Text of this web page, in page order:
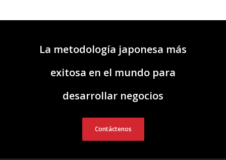
La metodología japonesa más
exitosa en el mundo para
desarrollar negocios
Contáctenos